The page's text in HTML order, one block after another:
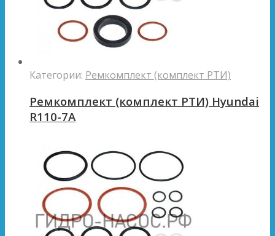
Категории: Ремкомплект (комплект РТИ)
Ремкомплект (комплект РТИ) Hyundai
R110-7A